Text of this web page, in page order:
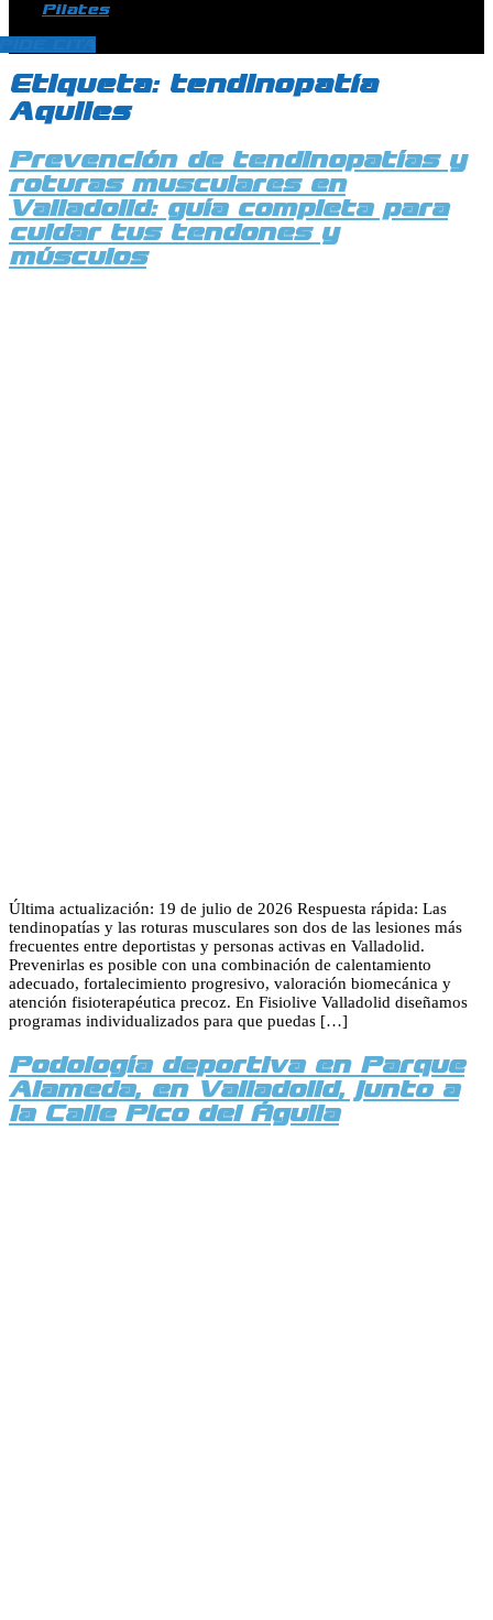
Pilates
Etiqueta: tendinopatía
Aquiles
Prevención de tendinopatías y
roturas musculares en
Valladolid: guía completa para
cuidar tus tendones y
músculos
Última actualización: 19 de julio de 2026 Respuesta rápida: Las
tendinopatías y las roturas musculares son dos de las lesiones más
frecuentes entre deportistas y personas activas en Valladolid.
Prevenirlas es posible con una combinación de calentamiento
adecuado, fortalecimiento progresivo, valoración biomecánica y
atención fisioterapéutica precoz. En Fisiolive Valladolid diseñamos
programas individualizados para que puedas […]
Podología deportiva en Parque
Alameda, en Valladolid, junto a
la Calle Pico del Águila